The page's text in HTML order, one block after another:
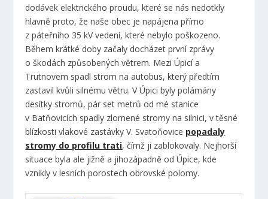
dodávek elektrického proudu, které se nás nedotkly
hlavně proto, že naše obec je napájena přímo
z páteřního 35 kV vedení, které nebylo poškozeno.
Během krátké doby začaly docházet první zprávy
o škodách způsobených větrem. Mezi Úpicí a
Trutnovem spadl strom na autobus, který předtím
zastavil kvůli silnému větru. V Úpici byly polámány
desítky stromů, pár set metrů od mé stanice
v Batňovicích spadly zlomené stromy na silnici, v těsné
blízkosti vlakové zastávky V. Svatoňovice popadaly
stromy do profilu trati, čímž ji zablokovaly. Nejhorší
situace byla ale jižně a jihozápadně od Úpice, kde
vznikly v lesních porostech obrovské polomy.